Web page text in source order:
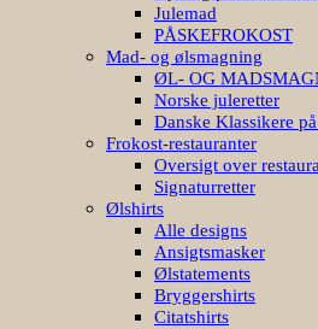
Julemad
PÅSKEFROKOST
Mad- og ølsmagning
ØL- OG
Norske juleretter
Danske Klassikere
Frokost-restauranter
Oversigt over
Signaturretter
Ølshirts
Alle designs
Ansigtsmasker
Ølstatements
Bryggershirts
Citatshirts